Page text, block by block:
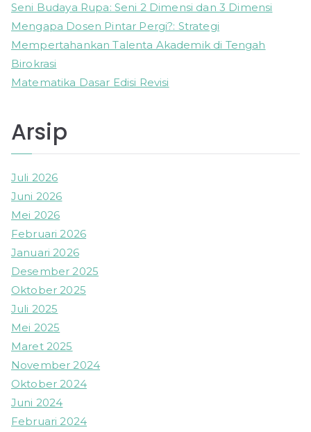
Seni Budaya Rupa: Seni 2 Dimensi dan 3 Dimensi
Mengapa Dosen Pintar Pergi?: Strategi
Mempertahankan Talenta Akademik di Tengah
Birokrasi
Matematika Dasar Edisi Revisi
Arsip
Juli 2026
Juni 2026
Mei 2026
Februari 2026
Januari 2026
Desember 2025
Oktober 2025
Juli 2025
Mei 2025
Maret 2025
November 2024
Oktober 2024
Juni 2024
Februari 2024